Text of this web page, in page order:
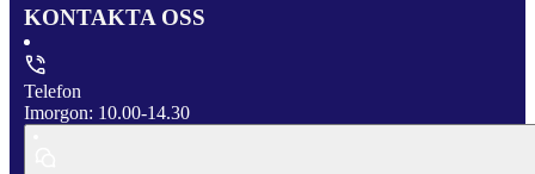
KONTAKTA OSS
Telefon
Imorgon: 10.00-14.30